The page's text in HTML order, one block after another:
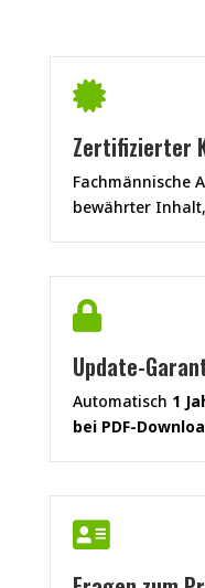

Zertifizierter
Fachmännische
bewährter

Update-
Automatisch 1
bei PDF-
